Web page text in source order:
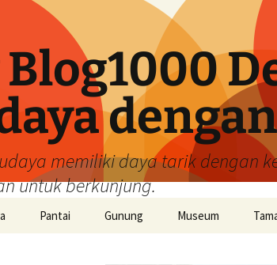
Blog1000
memiliki daya tarik dengan
untuk berkunjung.
Pantai Gunung Museum